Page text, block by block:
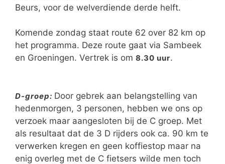
Beurs, voor de welverdiende derde helft.
Komende zondag staat route 62 over 82 km op
het programma. Deze route gaat via Sambeek
en Groeningen. Vertrek is om 8.30 uur.
D-groep: Door gebrek aan belangstelling van
hedenmorgen, 3 personen, hebben we ons op
verzoek maar aangesloten bij de C groep. Met
als resultaat dat de 3 D rijders ook ca. 90 km te
verwerken kregen en geen koffiestop maar na
enig overleg met de C fietsers wilde men toch